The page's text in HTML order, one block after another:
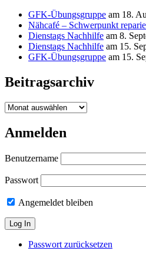
GFK-Übungsgruppe am 18.
Nähcafé – Schwerpunkt
Dienstags Nachhilfe am 8.
Dienstags Nachhilfe am 15.
GFK-Übungsgruppe am 15.
Beitragsarchiv
Beitragsarchiv
Anmelden
Benutzername
Passwort
Angemeldet bleiben
Passwort zurücksetzen